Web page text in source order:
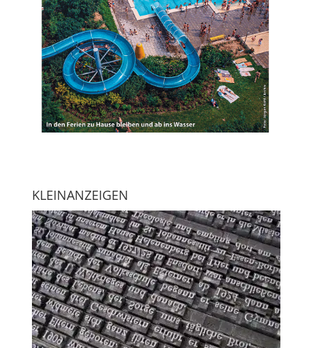
KLEINANZEIGEN